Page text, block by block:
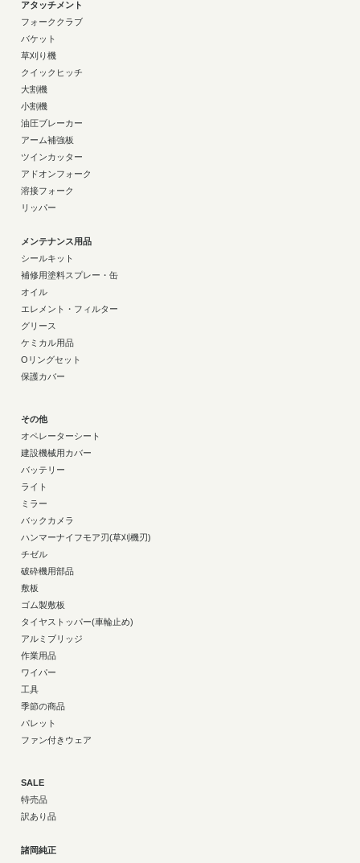
アタッチメント
フォーククラブ
バケット
草刈り機
クイックヒッチ
大割機
小割機
油圧ブレーカー
アーム補強板
ツインカッター
アドオンフォーク
溶接フォーク
リッパー
メンテナンス用品
シールキット
補修用塗料スプレー・缶
オイル
エレメント・フィルター
グリース
ケミカル用品
Oリングセット
保護カバー
その他
オペレーターシート
建設機械用カバー
バッテリー
ライト
ミラー
バックカメラ
ハンマーナイフモア刃(草刈機刃)
チゼル
破砕機用部品
敷板
ゴム製敷板
タイヤストッパー(車輪止め)
アルミブリッジ
作業用品
ワイパー
工具
季節の商品
パレット
ファン付きウェア
SALE
特売品
訳あり品
諸岡純正